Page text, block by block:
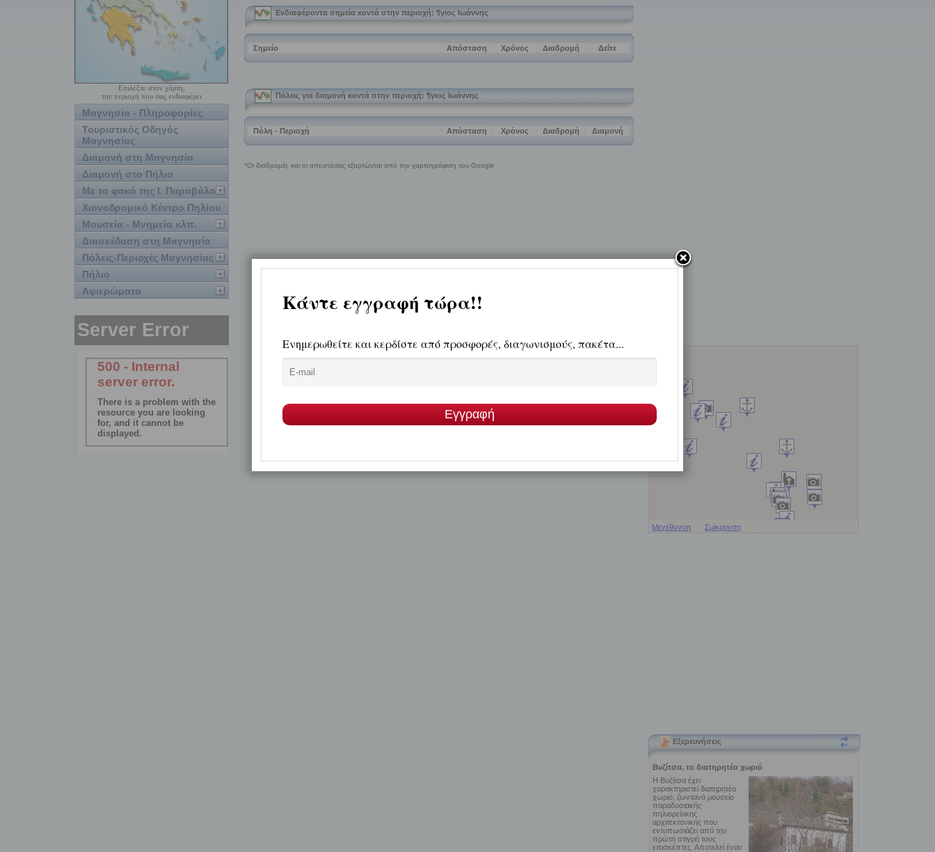
Επιλέξτε στον χάρτη,
την περιοχή που σας ενδιαφέρει
Μαγνησία - Πληροφορίες
Τουριστικός Οδηγός
Μαγνησίας
Διαμονή στη Μαγνησία
Διαμονή στο Πήλιο
Με το φακό της Ι. Παραβάλου
Χιονοδρομικό Κέντρο Πηλίου
Μουσεία - Μνημεία κλπ.
Διασκέδαση στη Μαγνησία
Πόλεις-Περιοχές Μαγνησίας
Πήλιο
Αφιερώματα
Μεγέθυνση Σμίκρυνση
Εξερευνήσεις